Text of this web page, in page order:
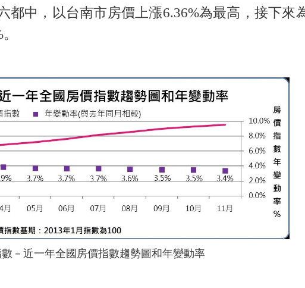
都中，以台南市房價上漲6.36%為最高，接下來
－近一年全國房價指數趨勢圖和年變動率